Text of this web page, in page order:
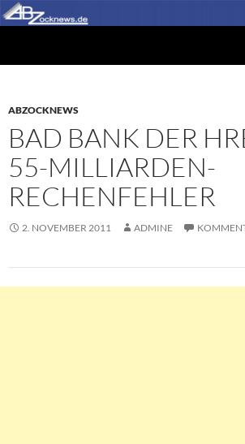
Zum
Inhalt
ABZOCKNEWS
BAD BANK DER
55-MILLIARDEN-
RECHENFEHLER
2. NOVEMBER 2011 ADMINE